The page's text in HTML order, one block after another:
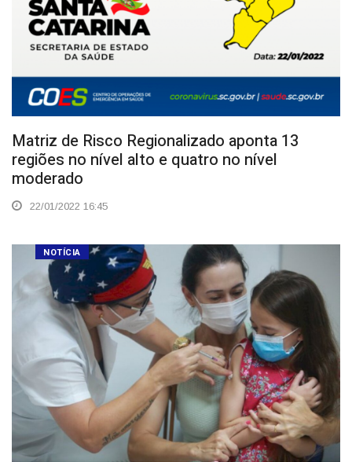
Matriz de Risco Regionalizado aponta 13
regiões no nível alto e quatro no nível
moderado
22/01/2022 16:45
NOTÍCIA